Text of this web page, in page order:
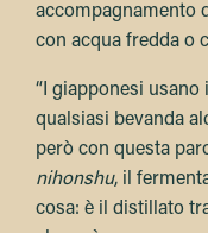
accompagnamento
con acqua fredda o
“I giapponesi usano
qualsiasi bevanda
però con questa
nihonshu, il
cosa: è il distillato